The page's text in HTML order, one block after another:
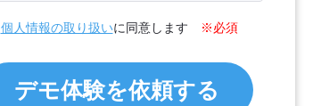
個人情報の取り扱いに同意します
デモ体験を依頼する